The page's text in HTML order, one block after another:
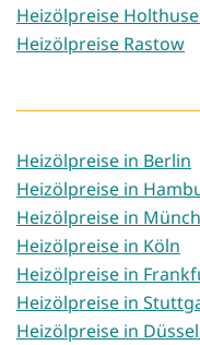
Heizölpreise
Heizölpreise Rastow
Heizölpreise in Berlin
Heizölpreise in
Heizölpreise in
Heizölpreise in Köln
Heizölpreise in
Heizölpreise in
Heizölpreise in